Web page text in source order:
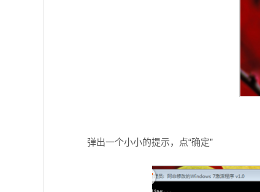
弹出一个小小的提示，点“确定”